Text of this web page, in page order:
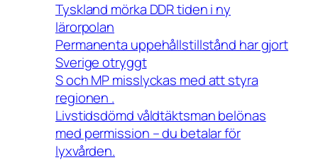
Tyskland mörka DDR tiden i ny
lärorpolan
Permanenta uppehållstillstånd har gjort
Sverige otryggt
S och MP misslyckas med att styra
regionen .
Livstidsdömd våldtäktsman belönas
med permission – du betalar för
lyxvården.